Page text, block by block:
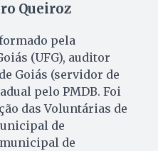
Queiroz
pela
(UFG), auditor
Goiás (servidor de
pelo PMDB. Foi
das Voluntárias de
de
de